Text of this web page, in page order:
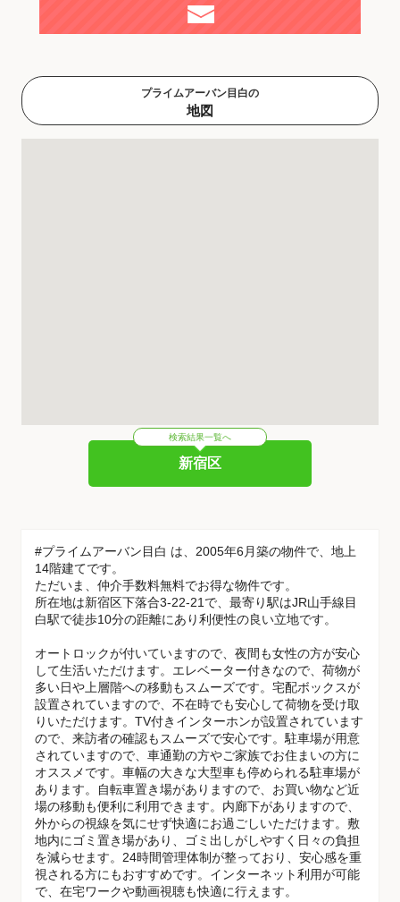
プライムアーバン目白の
地図
検索結果一覧へ
新宿区
#プライムアーバン目白 は、2005年6月築の物件で、地上
14階建てです。
ただいま、仲介手数料無料でお得な物件です。
所在地は新宿区下落合3-22-21で、最寄り駅はJR山手線目
白駅で徒歩10分の距離にあり利便性の良い立地です。
オートロックが付いていますので、夜間も女性の方が安心
して生活いただけます。エレベーター付きなので、荷物が
多い日や上層階への移動もスムーズです。宅配ボックスが
設置されていますので、不在時でも安心して荷物を受け取
りいただけます。TV付きインターホンが設置されています
ので、来訪者の確認もスムーズで安心です。駐車場が用意
されていますので、車通勤の方やご家族でお住まいの方に
オススメです。車幅の大きな大型車も停められる駐車場が
あります。自転車置き場がありますので、お買い物など近
場の移動も便利に利用できます。内廊下がありますので、
外からの視線を気にせず快適にお過ごしいただけます。敷
地内にゴミ置き場があり、ゴミ出しがしやすく日々の負担
を減らせます。24時間管理体制が整っており、安心感を重
視される方にもおすすめです。インターネット利用が可能
で、在宅ワークや動画視聴も快適に行えます。